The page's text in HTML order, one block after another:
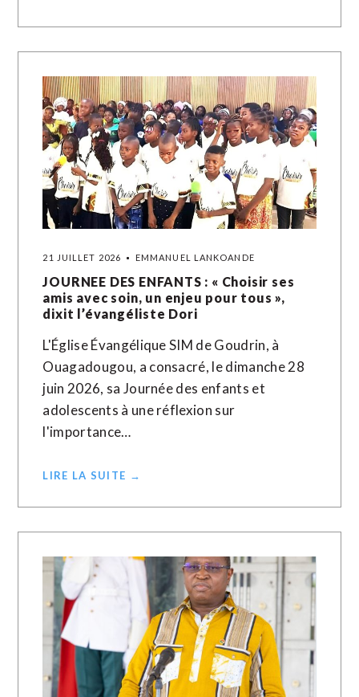
21 JUILLET 2026 EMMANUEL LANKOANDE
JOURNEE DES ENFANTS : « Choisir ses
amis avec soin, un enjeu pour tous »,
dixit l’évangéliste Dori
L'Église Évangélique SIM de Goudrin, à
Ouagadougou, a consacré, le dimanche 28
juin 2026, sa Journée des enfants et
adolescents à une réflexion sur
l'importance…
LIRE LA SUITE →